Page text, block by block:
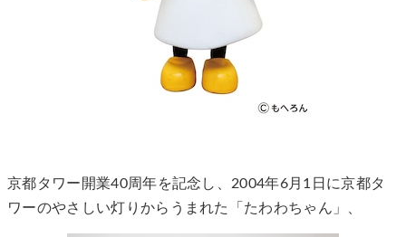
京都タワー開業40周年を記念し、2004年6月1日に京都タ
ワーのやさしい灯りからうまれた「たわわちゃん」、